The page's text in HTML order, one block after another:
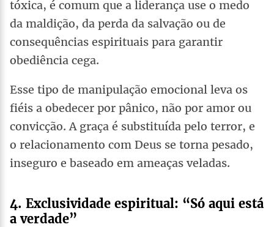
tóxica, é comum que a liderança use o medo
da maldição, da perda da salvação ou de
consequências espirituais para garantir
obediência cega.
Esse tipo de manipulação emocional leva os
fiéis a obedecer por pânico, não por amor ou
convicção. A graça é substituída pelo terror, e
o relacionamento com Deus se torna pesado,
inseguro e baseado em ameaças veladas.
4. Exclusividade espiritual: “Só aqui está
a verdade”